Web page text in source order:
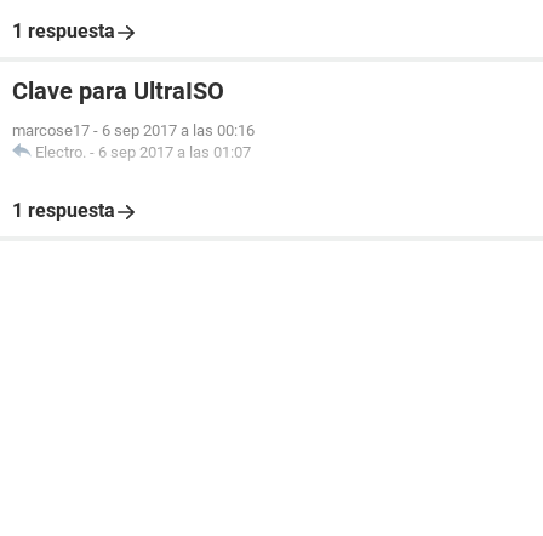
1 respuesta
Clave para UltraISO
marcose17 - 6 sep 2017 a las 00:16
Electro. - 6 sep 2017 a las 01:07
1 respuesta